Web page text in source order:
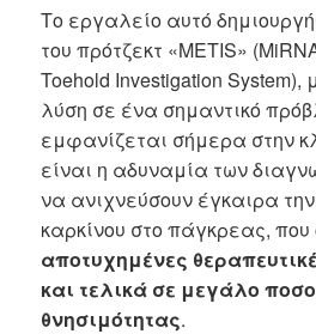
Το εργαλείο αυτό
του πρότζεκτ «METIS»
Toehold Investigation
λύση σε ένα σημαντικό
εμφανίζεται σήμερα στην
είναι η αδυναμία των
να ανιχνεύσουν έγκαιρα
καρκίνου στο πάγκρεας, που
αποτυχημένες
και τελικά σε μεγάλο
θνησιμότητας.